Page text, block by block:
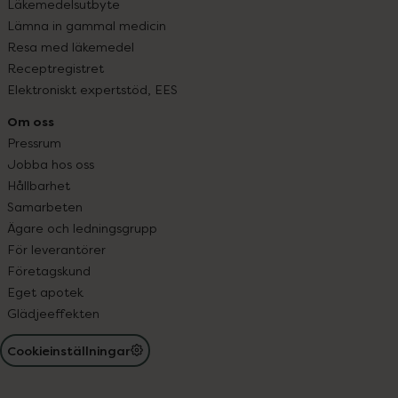
Läkemedelsutbyte
Lämna in gammal medicin
Resa med läkemedel
Receptregistret
Elektroniskt expertstöd, EES
Om oss
Pressrum
Jobba hos oss
Hållbarhet
Samarbeten
Ägare och ledningsgrupp
För leverantörer
Företagskund
Eget apotek
Glädjeeffekten
Cookieinställningar